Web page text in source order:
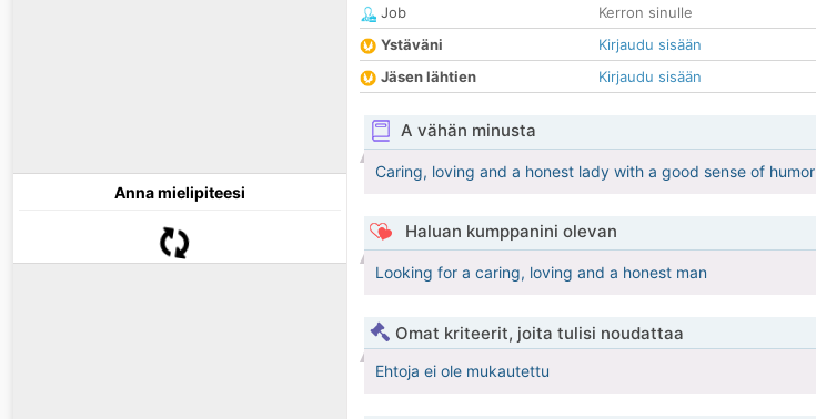
Anna mielipiteesi
Job
Kerron sinulle
Ystäväni
Kirjaudu sisään
Jäsen lähtien
Kirjaudu sisään
A vähän minusta
Caring, loving and a honest lady with a good sense of humor
Haluan kumppanini olevan
Looking for a caring, loving and a honest man
Omat kriteerit, joita tulisi noudattaa
Ehtoja ei ole mukautettu